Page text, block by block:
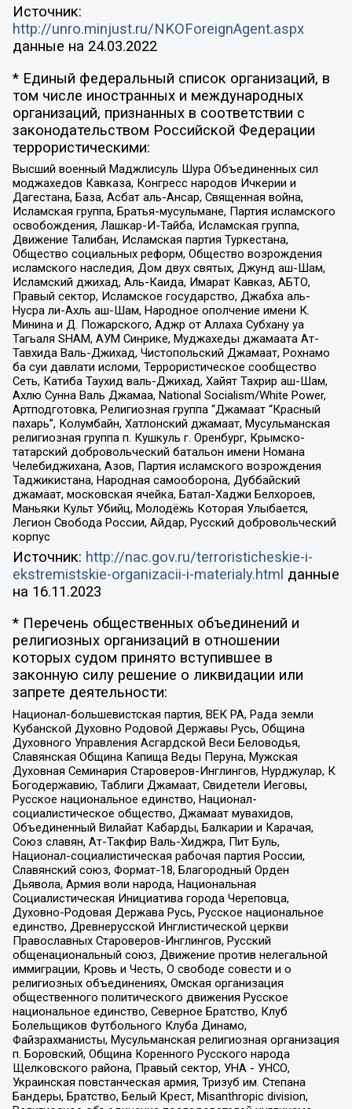
Источник:
http://unro.minjust.ru/NKOForeignAgent.aspx
данные на 24.03.2022
* Единый федеральный список организаций, в
том числе иностранных и международных
организаций, признанных в соответствии с
законодательством Российской Федерации
террористическими:
Высший военный Маджлисуль Шура Объединенных сил
моджахедов Кавказа, Конгресс народов Ичкерии и
Дагестана, База, Асбат аль-Ансар, Священная война,
Исламская группа, Братья-мусульмане, Партия исламского
освобождения, Лашкар-И-Тайба, Исламская группа,
Движение Талибан, Исламская партия Туркестана,
Общество социальных реформ, Общество возрождения
исламского наследия, Дом двух святых, Джунд аш-Шам,
Исламский джихад, Аль-Каида, Имарат Кавказ, АБТО,
Правый сектор, Исламское государство, Джабха аль-
Нусра ли-Ахль аш-Шам, Народное ополчение имени К.
Минина и Д. Пожарского, Аджр от Аллаха Субхану уа
Тагьаля SHAM, АУМ Синрике, Муджахеды джамаата Ат-
Тавхида Валь-Джихад, Чистопольский Джамаат, Рохнамо
ба суи давлати исломи, Террористическое сообщество
Сеть, Катиба Таухид валь-Джихад, Хайят Тахрир аш-Шам,
Ахлю Сунна Валь Джамаа, National Socialism/White Power,
Артподготовка, Религиозная группа “Джамаат “Красный
пахарь”, Колумбайн, Хатлонский джамаат, Мусульманская
религиозная группа п. Кушкуль г. Оренбург, Крымско-
татарский добровольческий батальон имени Номана
Челебиджихана, Азов, Партия исламского возрождения
Таджикистана, Народная самооборона, Дуббайский
джамаат, московская ячейка, Батал-Хаджи Белхороев,
Маньяки Культ Убийц, Молодёжь Которая Улыбается,
Легион Свобода России, Айдар, Русский добровольческий
корпус
Источник: http://nac.gov.ru/terroristicheskie-i-
ekstremistskie-organizacii-i-materialy.html данные
на 16.11.2023
* Перечень общественных объединений и
религиозных организаций в отношении
которых судом принято вступившее в
законную силу решение о ликвидации или
запрете деятельности:
Национал-большевистская партия, ВЕК РА, Рада земли
Кубанской Духовно Родовой Державы Русь, Община
Духовного Управления Асгардской Веси Беловодья,
Славянская Община Капища Веды Перуна, Мужская
Духовная Семинария Староверов-Инглингов, Нурджулар, К
Богодержавию, Таблиги Джамаат, Свидетели Иеговы,
Русское национальное единство, Национал-
социалистическое общество, Джамаат мувахидов,
Объединенный Вилайат Кабарды, Балкарии и Карачая,
Союз славян, Ат-Такфир Валь-Хиджра, Пит Буль,
Национал-социалистическая рабочая партия России,
Славянский союз, Формат-18, Благородный Орден
Дьявола, Армия воли народа, Национальная
Социалистическая Инициатива города Череповца,
Духовно-Родовая Держава Русь, Русское национальное
единство, Древнерусской Инглистической церкви
Православных Староверов-Инглингов, Русский
общенациональный союз, Движение против нелегальной
иммиграции, Кровь и Честь, О свободе совести и о
религиозных объединениях, Омская организация
общественного политического движения Русское
национальное единство, Северное Братство, Клуб
Болельщиков Футбольного Клуба Динамо,
Файзрахманисты, Мусульманская религиозная организация
п. Боровский, Община Коренного Русского народа
Щелковского района, Правый сектор, УНА - УНСО,
Украинская повстанческая армия, Тризуб им. Степана
Бандеры, Братство, Белый Крест, Misanthropic division,